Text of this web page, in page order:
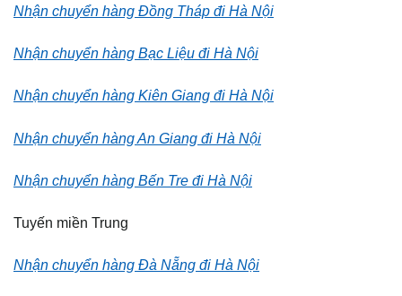
Nhận chuyển hàng Đồng Tháp đi Hà Nội
Nhận chuyển hàng Bạc Liệu đi Hà Nội
Nhận chuyển hàng Kiên Giang đi Hà Nội
Nhận chuyển hàng An Giang đi Hà Nội
Nhận chuyển hàng Bến Tre đi Hà Nội
Tuyến miền Trung
Nhận chuyển hàng Đà Nẵng đi Hà Nội